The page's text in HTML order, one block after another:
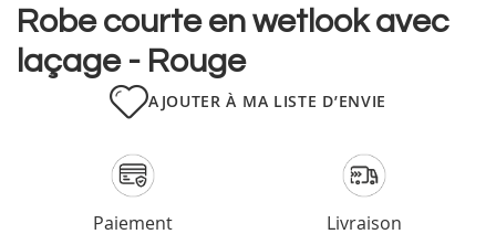
Skip
beginning
Robe courte en wetlook avec
laçage - Rouge
AJOUTER À MA LISTE D’ENVIE
Paiement
Livraison